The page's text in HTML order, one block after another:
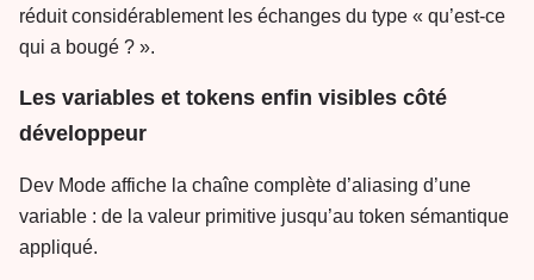
réduit considérablement les échanges du type « qu’est-ce
qui a bougé ? ».
Les variables et tokens enfin visibles côté
développeur
Dev Mode affiche la chaîne complète d’aliasing d’une
variable : de la valeur primitive jusqu’au token sémantique
appliqué.